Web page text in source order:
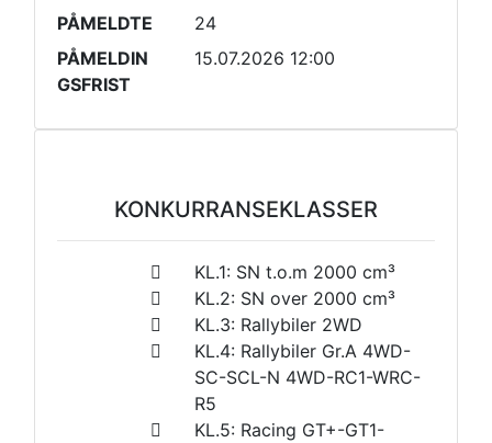
PÅMELDTE
24
PÅMELDIN
GSFRIST
15.07.2026 12:00
KONKURRANSEKLASSER
KL.1: SN t.o.m 2000 cm³
KL.2: SN over 2000 cm³
KL.3: Rallybiler 2WD
KL.4: Rallybiler Gr.A 4WD-
SC-SCL-N 4WD-RC1-WRC-
R5
KL.5: Racing GT+-GT1-